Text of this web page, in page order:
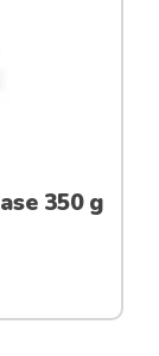
350 g